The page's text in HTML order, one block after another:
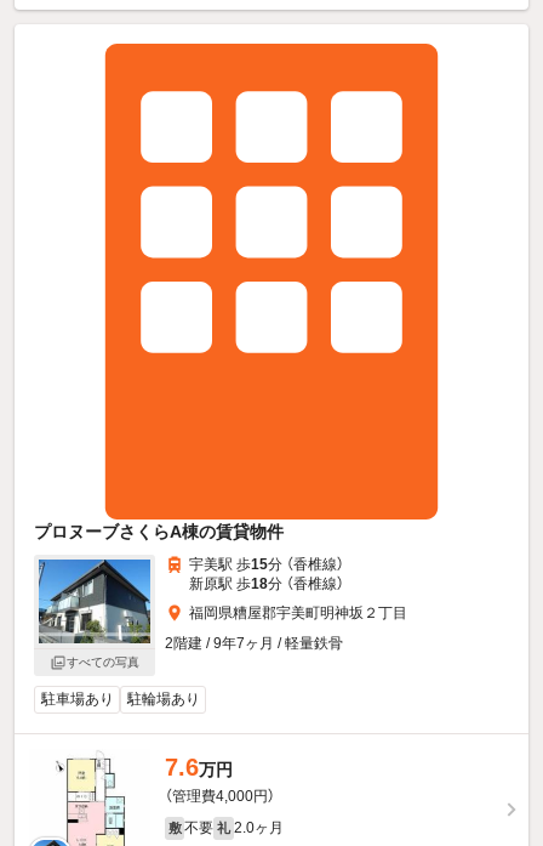
プロヌーブさくらA棟の賃貸物件
すべての写真
宇美駅 歩15分 （香椎線）
新原駅 歩18分 （香椎線）
福岡県糟屋郡宇美町明神坂２丁目
2階建 / 9年7ヶ月 / 軽量鉄骨
駐車場あり 駐輪場あり
7.6万円
（管理費4,000円）
敷 不要 礼 2.0ヶ月